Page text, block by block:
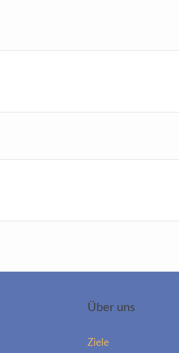
Über uns
Ziele